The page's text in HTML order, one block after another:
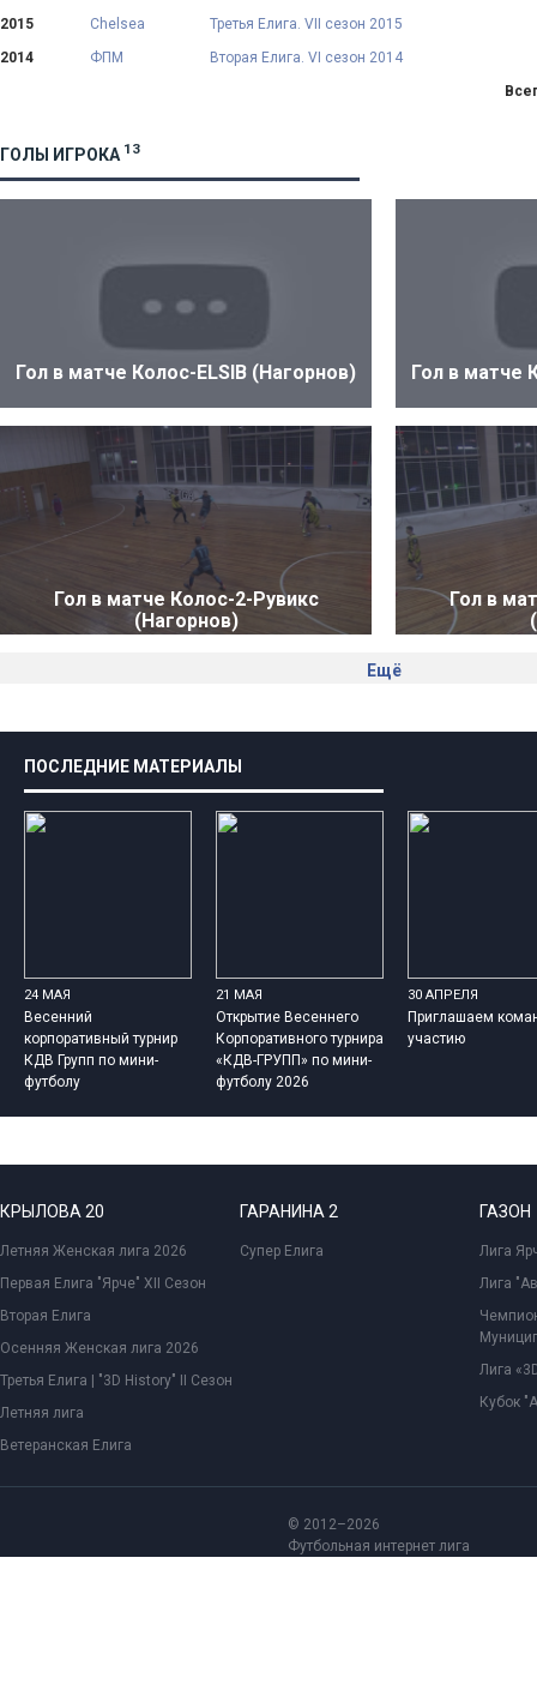
2015
Chelsea
Третья Елига. VII сезон 2015
2014
ФПМ
Вторая Елига. VI сезон 2014
ГОЛЫ ИГРОКА 13
Гол в матче Колос-ELSIB (Нагорнов) Гол в матче
Гол в матче Колос-2-Рувикс
(Нагорнов)
Гол в
Ещё
ПОСЛЕДНИЕ МАТЕРИАЛЫ
24 МАЯ
Весенний
корпоративный турнир
КДВ Групп по мини-
футболу
21 МАЯ
Открытие Весеннего
Корпоративного турнира
«КДВ-ГРУПП» по мини-
футболу 2026
30 АПРЕЛЯ
Приглашаем
участию
КРЫЛОВА 20
Летняя Женская лига 2026
Первая Елига "Ярче" XII Сезон
Вторая Елига
Осенняя Женская лига 2026
Третья Елига | "3D History" II Сезон
Летняя лига
Ветеранская Елига
ГАРАНИНА 2
Супер Елига
ГАЗОН
Лига
Лига
Лига
Кубок
© 2012–2026
Футбольная интернет лига